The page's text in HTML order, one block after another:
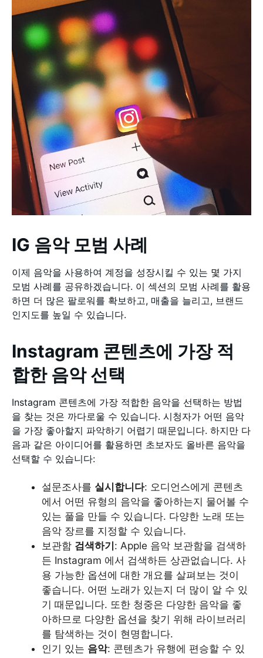
IG 음악 모범 사례
이제 음악을 사용하여 계정을 성장시킬 수 있는 몇 가지
모범 사례를 공유하겠습니다. 이 섹션의 모범 사례를 활용
하면 더 많은 팔로워를 확보하고, 매출을 늘리고, 브랜드
인지도를 높일 수 있습니다.
Instagram 콘텐츠에 가장 적
합한 음악 선택
Instagram 콘텐츠에 가장 적합한 음악을 선택하는 방법
을 찾는 것은 까다로울 수 있습니다. 시청자가 어떤 음악
을 가장 좋아할지 파악하기 어렵기 때문입니다. 하지만 다
음과 같은 아이디어를 활용하면 초보자도 올바른 음악을
선택할 수 있습니다:
설문조사를 실시합니다: 오디언스에게 콘텐츠
에서 어떤 유형의 음악을 좋아하는지 물어볼 수
있는 풀을 만들 수 있습니다. 다양한 노래 또는
음악 장르를 지정할 수 있습니다.
보관함 검색하기 : Apple 음악 보관함을 검색하
든 Instagram 에서 검색하든 상관없습니다. 사
용 가능한 옵션에 대한 개요를 살펴보는 것이
좋습니다. 어떤 노래가 있는지 더 많이 알 수 있
기 때문입니다. 또한 청중은 다양한 음악을 좋
아하므로 다양한 옵션을 찾기 위해 라이브러리
를 탐색하는 것이 현명합니다.
인기 있는 음악: 콘텐츠가 유행에 편승할 수 있